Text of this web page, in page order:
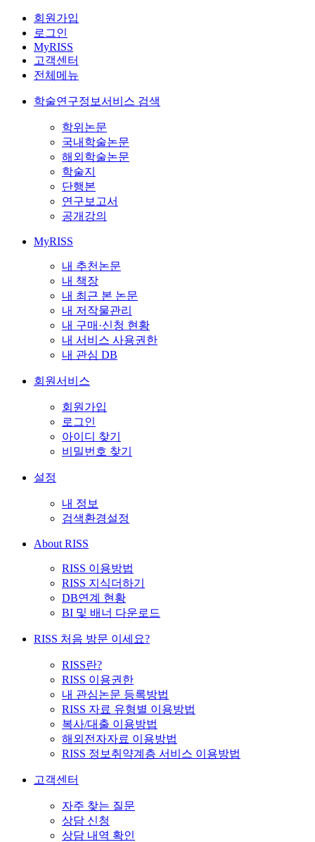
회원가입
로그인
MyRISS
고객센터
전체메뉴
학술연구정보서비스 검색
학위논문
국내학술논문
해외학술논문
학술지
단행본
연구보고서
공개강의
MyRISS
내 추천논문
내 책장
내 최근 본 논문
내 저작물관리
내 구매·신청 현황
내 서비스 사용권한
내 관심 DB
회원서비스
회원가입
로그인
아이디 찾기
비밀번호 찾기
설정
내 정보
검색환경설정
About RISS
RISS 이용방법
RISS 지식더하기
DB연계 현황
BI 및 배너 다운로드
RISS 처음 방문 이세요?
RISS란?
RISS 이용권한
내 관심논문 등록방법
RISS 자료 유형별 이용방법
복사/대출 이용방법
해외전자자료 이용방법
RISS 정보취약계층 서비스 이용방법
고객센터
자주 찾는 질문
상담 신청
상담 내역 확인